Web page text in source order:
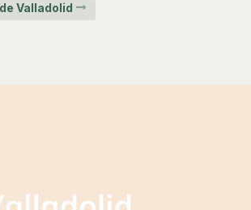
Valladolid